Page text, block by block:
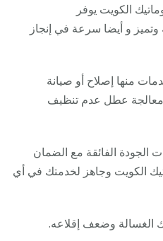
الكويت يوفر
24 ساعة بدقة وتميز و أيضا سرعة في إنجاز
منها إصلاح أو صيانة
معالجة عطل عدم تنظيف
الجودة الفائقة مع الضمان
الكويت وجاهز لخدمتك في أي
وضعف إقلاعه.